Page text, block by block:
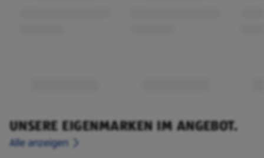
UNSERE EIGENMARKEN IM ANGEBOT.
Alle anzeigen